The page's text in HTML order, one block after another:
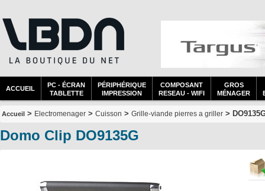
ACCUEIL
PC - ÉCRAN
TABLETTE
PÉRIPHÉRIQUE
IMPRESSION
COMPOSANT
RESEAU - WIFI
GROS
MÉNAGER
Accueil > Electromenager > Cuisson > Grille-viande pierres a griller >
Domo Clip DO9135G